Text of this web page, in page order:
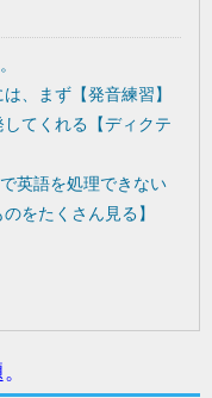
、まず【発音練習】
てくれる【ディクテ
英語を処理できない
をたくさん見る】